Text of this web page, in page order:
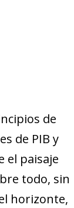
de
de PIB y
el paisaje
todo, sin
horizonte,